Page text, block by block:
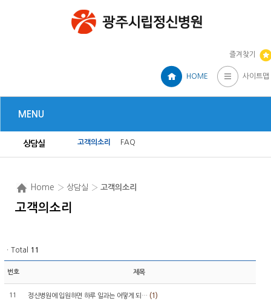
즐겨찾기
HOME 사이트맵
MENU
상담실 고객의소리 FAQ
Home › 상담실 › 고객의소리
고객의소리
ㆍTotal 11
번호 제목
11 정신병원에 입원하면 하루 일과는 어떻게 되… (1)